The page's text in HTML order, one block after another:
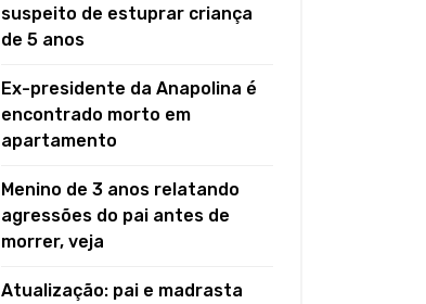
suspeito de estuprar criança
de 5 anos
Ex-presidente da Anapolina é
encontrado morto em
apartamento
Menino de 3 anos relatando
agressões do pai antes de
morrer, veja
Atualização: pai e madrasta